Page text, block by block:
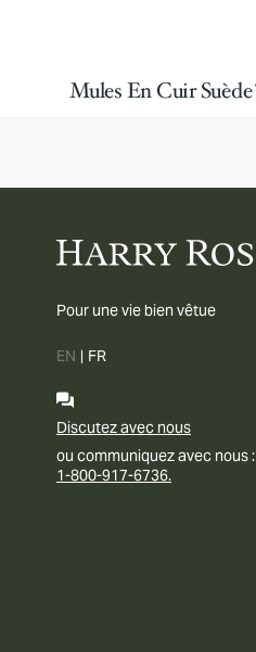
Pour une vie bien vêtue
EN | FR
Discutez avec nous
ou communiquez avec nous :
1-800-917-6736.